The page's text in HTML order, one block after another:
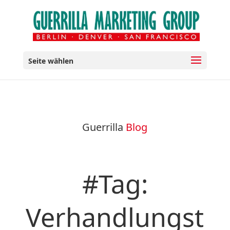
Seite wählen
Guerrilla Blog
#Tag:
Verhandlungst